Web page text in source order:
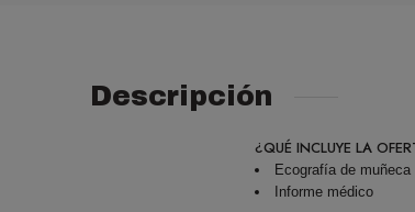
Descripción
¿QUÉ INCLUYE LA
Ecografía de muñeca
Informe médico